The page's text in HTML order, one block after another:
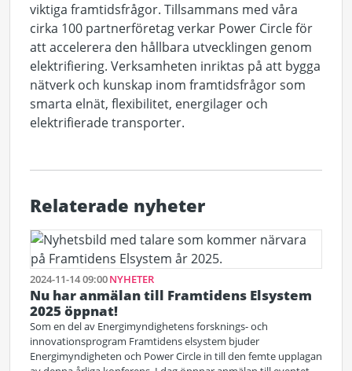
viktiga framtidsfrågor. Tillsammans med våra
cirka 100 partnerföretag verkar Power Circle för
att accelerera den hållbara utvecklingen genom
elektrifiering. Verksamheten inriktas på att bygga
nätverk och kunskap inom framtidsfrågor som
smarta elnät, flexibilitet, energilager och
elektrifierade transporter.
Relaterade nyheter
2024-11-14 09:00NYHETER
Nu har anmälan till Framtidens Elsystem
2025 öppnat!
Som en del av Energimyndighetens forsknings- och
innovationsprogram Framtidens elsystem bjuder
Energimyndigheten och Power Circle in till den femte upplagan